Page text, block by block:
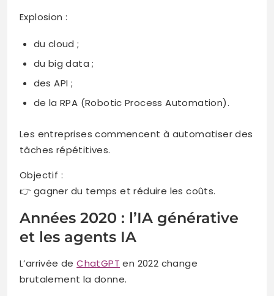
Explosion :
du cloud ;
du big data ;
des API ;
de la RPA (Robotic Process Automation).
Les entreprises commencent à automatiser des
tâches répétitives.
Objectif :
👉 gagner du temps et réduire les coûts.
Années 2020 : l’IA générative
et les agents IA
L’arrivée deChatGPT en 2022 change
brutalement la donne.